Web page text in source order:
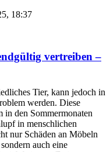
18:37
vertreiben –
Tier, kann jedoch in
werden. Diese
in den Sommermonaten
in menschlichen
nur Schäden an Möbeln
auch eine